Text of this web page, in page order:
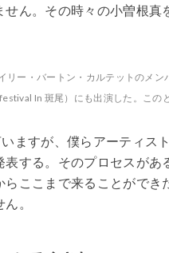
ん。その時々の小曽根
ー・バートン・カルテットのメ
In 斑尾）にも出演した。この
ますが、僕らアーティス
する。そのプロセスがあ
ここまで来ることがで
。